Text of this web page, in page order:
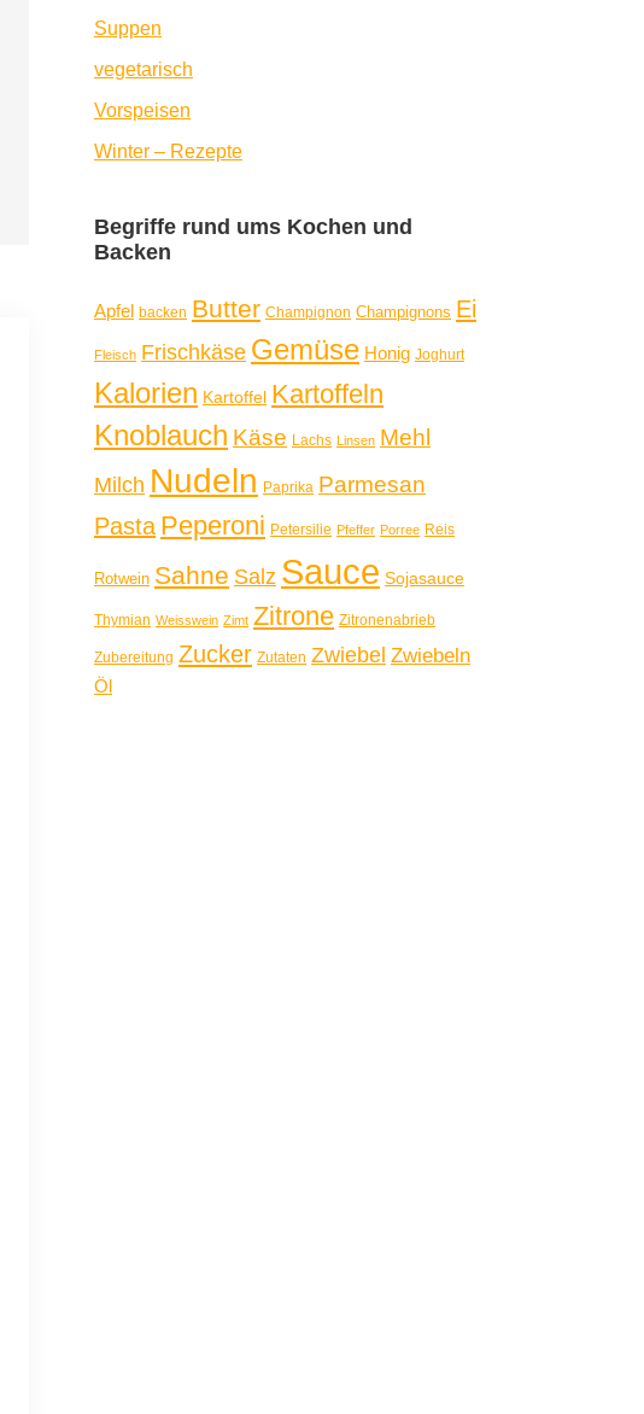
Suppen
vegetarisch
Vorspeisen
Winter – Rezepte
Begriffe rund ums Kochen und
Backen
Apfel backen Butter Champignon Champignons Ei
Fleisch Frischkäse Gemüse Honig Joghurt
Kalorien Kartoffel Kartoffeln
Knoblauch Käse Lachs Linsen Mehl
Milch Nudeln Paprika Parmesan
Pasta Peperoni Petersilie Pfeffer Porree Reis
Rotwein Sahne Salz Sauce Sojasauce
Thymian Weisswein Zimt Zitrone Zitronenabrieb
Zubereitung Zucker Zutaten Zwiebel Zwiebeln
Öl